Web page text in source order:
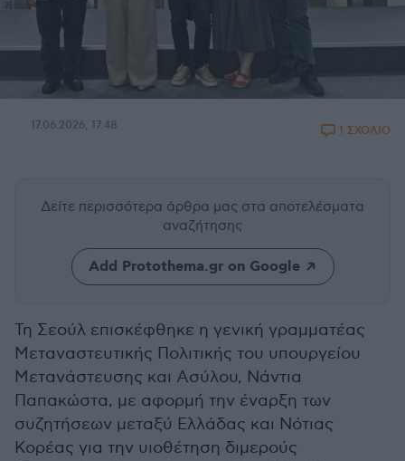
17.06.2026, 17:48 1 ΣΧΟΛΙΟ
Δείτε περισσότερα άρθρα μας στα αποτελέσματα
αναζήτησης
Add Protothema.gr on Google
Τη Σεούλ επισκέφθηκε η γενική γραμματέας
Μεταναστευτικής Πολιτικής του υπουργείου
Μετανάστευσης και Ασύλου, Νάντια
Παπακώστα, με αφορμή την έναρξη των
συζητήσεων μεταξύ Ελλάδας και Νότιας
Κορέας για την υιοθέτηση διμερούς